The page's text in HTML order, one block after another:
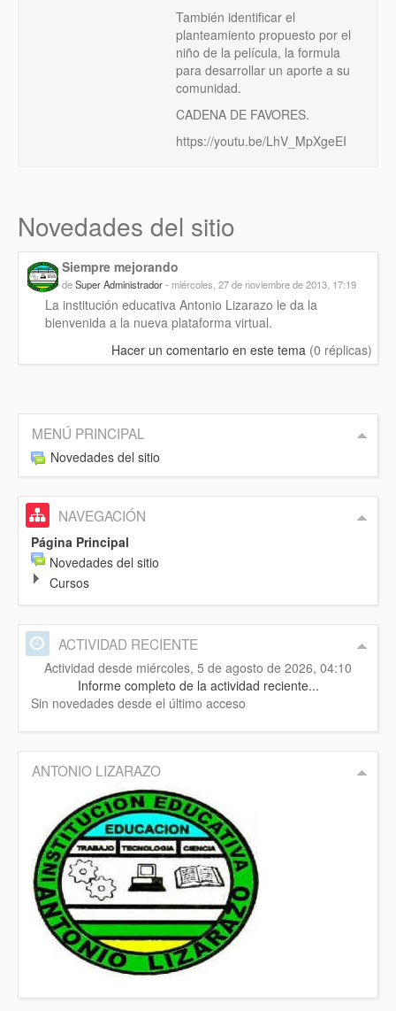
También identificar el
planteamiento propuesto por el
niño de la película, la formula
para desarrollar un aporte a su
comunidad.
CADENA DE FAVORES.
https://youtu.be/LhV_MpXgeEI
Novedades del sitio
Siempre mejorando
deSuper Administrador- miércoles, 27 de noviembre de 2013, 17:19
La institución educativa Antonio Lizarazo le da la
bienvenida a la nueva plataforma virtual.
Hacer un comentario en este tema (0 réplicas)
MENÚ PRINCIPAL
Novedades del sitio
NAVEGACIÓN
Página Principal
Novedades del sitio
Cursos
ACTIVIDAD RECIENTE
Actividad desde miércoles, 5 de agosto de 2026, 04:10
Informe completo de la actividad reciente...
Sin novedades desde el último acceso
ANTONIO LIZARAZO